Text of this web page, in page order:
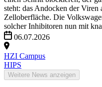
steht: das Andocken der
Zelloberfläche. Die
solcher Inhibitoren nun mit
06.07.2026
HZI Campus
HIPS
Weitere News anzeigen